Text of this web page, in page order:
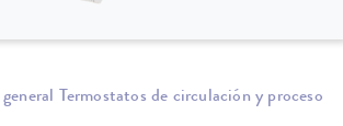
Termostatos de circulación y proceso